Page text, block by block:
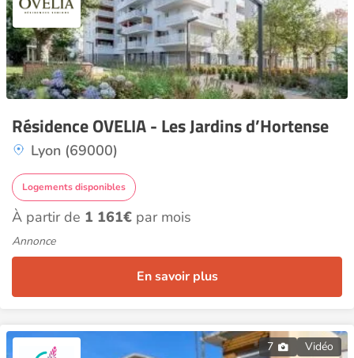
Résidence OVELIA - Les Jardins d’Hortense
Lyon (69000)
Logements disponibles
À partir de 1 161€ par mois
Annonce
En savoir plus
7 Vidéo